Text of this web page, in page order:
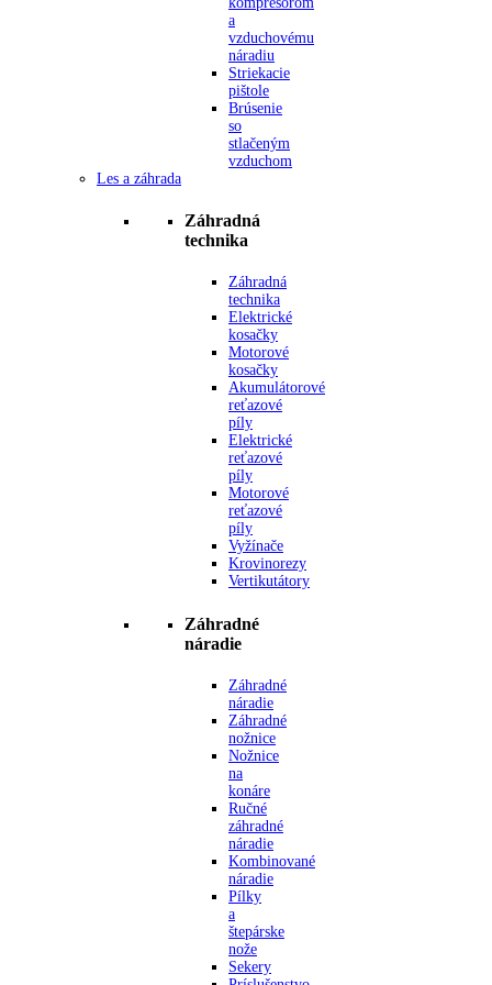
a
vzduchovému
náradiu
Striekacie
pištole
Brúsenie
so
stlačeným
vzduchom
Les a záhrada
Záhradná
technika
Záhradná
technika
Elektrické
kosačky
Motorové
kosačky
Akumulátorové
reťazové
píly
Elektrické
reťazové
píly
Motorové
reťazové
píly
Vyžínače
Krovinorezy
Vertikutátory
Záhradné
náradie
Záhradné
náradie
Záhradné
nožnice
Nožnice
na
konáre
Ručné
záhradné
náradie
Kombinované
náradie
Pílky
a
štepárske
nože
Sekery